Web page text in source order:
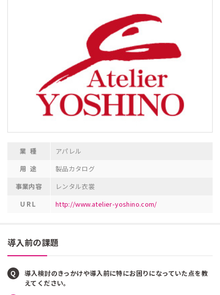
業 種
アパレル
用 途
製品カタログ
事業内容
レンタル衣裳
URL
http://www.atelier-yoshino.com/
導入前の課題
導入検討のきっかけや導入前に特にお困りになっていた点を教
えてください。